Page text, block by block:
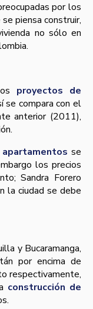
por los
piensa construir,
no sólo en
proyectos de
se compara con el
anterior (2011),
se
los precios
Sandra Forero
la ciudad se debe
y Bucaramanga,
por encima de
respectivamente,
construcción de